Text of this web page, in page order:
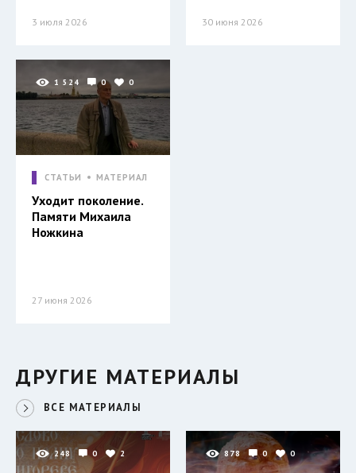
3 июля 2026 30 июня 2026
1 524 0 0
СТАТЬИ МАТЕРИАЛ
Уходит поколение.
Памяти Михаила
Ножкина
27 июня 2026
ДРУГИЕ МАТЕРИАЛЫ
ВСЕ МАТЕРИАЛЫ
248 0 2 878 0 0